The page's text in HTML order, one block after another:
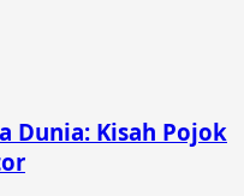
Dunia: Kisah Pojok